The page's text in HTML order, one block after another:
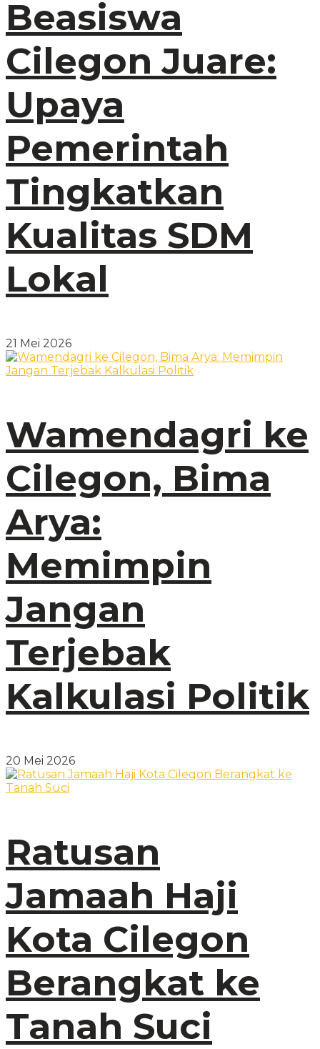
Beasiswa
Cilegon Juare:
Upaya
Pemerintah
Tingkatkan
Kualitas SDM
Lokal
21 Mei 2026
Wamendagri ke
Cilegon, Bima
Arya:
Memimpin
Jangan
Terjebak
Kalkulasi Politik
20 Mei 2026
Ratusan
Jamaah Haji
Kota Cilegon
Berangkat ke
Tanah Suci